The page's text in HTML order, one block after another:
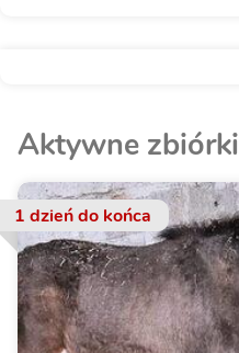
Aktywne zbiórki
1 dzieńdo końca